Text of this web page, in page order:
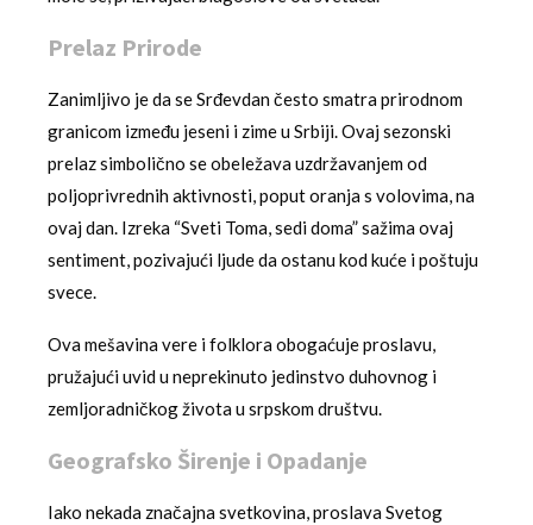
Prelaz Prirode
Zanimljivo je da se Srđevdan često smatra prirodnom
granicom između jeseni i zime u Srbiji. Ovaj sezonski
prelaz simbolično se obeležava uzdržavanjem od
poljoprivrednih aktivnosti, poput oranja s volovima, na
ovaj dan. Izreka “Sveti Toma, sedi doma” sažima ovaj
sentiment, pozivajući ljude da ostanu kod kuće i poštuju
svece.
Ova mešavina vere i folklora obogaćuje proslavu,
pružajući uvid u neprekinuto jedinstvo duhovnog i
zemljoradničkog života u srpskom društvu.
Geografsko Širenje i Opadanje
Iako nekada značajna svetkovina, proslava Svetog